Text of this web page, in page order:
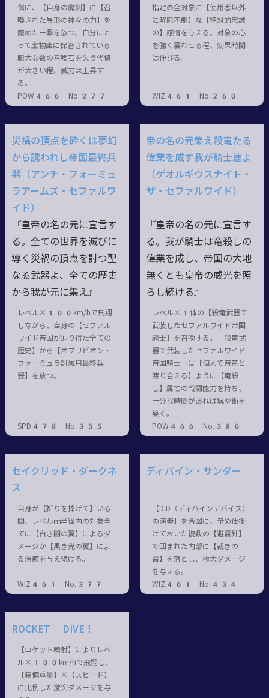
償に、【自身の魔剣】に【召
喚された異形の神々の力】を
籠めた一撃を放つ。自分にと
って宝物庫に保管されている
膨大な数の召喚石を失う代償
が大きい程、威力は上昇す
る。
POW466 No.277
指定の全対象に【使用者以外
に解除不能】な【絶対的忠誠
の】感情を与える。対象の心
を強く震わせる程、効果時間
は伸びる。
WIZ461 No.260
災禍の頂点を砕くは夢幻
から誘われし帝国最終兵
器（アンチ・フォーミュ
ラアームズ・セファルワ
イド）
『皇帝の名の元に宣言す
る。全ての世界を滅びに
導く災禍の頂点を討つ聖
なる武器よ、全ての歴史
から我が元に集え』
レベル×100km/hで飛翔
しながら、自身の【セファル
ワイド帝国が辿り得た全ての
歴史】から【オブリビオン・
フォーミュラ討滅用最終兵
器】を放つ。
SPD478 No.355
帝の名の元集え殺竜たる
偉業を成す我が騎士達よ
（ゲオルギウスナイト・
ザ・セファルワイド）
『皇帝の名の元に宣言す
る。我が騎士は竜殺しの
偉業を成し、帝国の大地
無くとも皇帝の威光を照
らし続ける』
レベル×1体の【殺竜武器で
武装したセファルワイド帝国
騎士】を召喚する。［殺竜武
器で武装したセファルワイド
帝国騎士］は【個人で帝竜と
渡り合える】ように【竜殺
し】属性の戦闘能力を持ち、
十分な時間があれば城や街を
築く。
POW466 No.380
セイクリッド・ダークネ
ス
自身が【祈りを捧げて】いる
間、レベルｍ半径内の対象全
てに【白き闇の翼】によるダ
メージか【黒き光の翼】によ
る治癒を与え続ける。
WIZ461 No.377
ディバイン・サンダー
【D.D（ディバインデバイス）
の演奏】を合図に、予め仕掛
けておいた複数の【避雷針】
で囲まれた内部に【裁きの
雷】を落とし、極大ダメージ
を与える。
WIZ461 No.434
ROCKET DIVE！
【ロケット噴射】によりレベ
ル×100km/hで飛翔し、
【装備重量】×【スピード】
に比例した激突ダメージを与